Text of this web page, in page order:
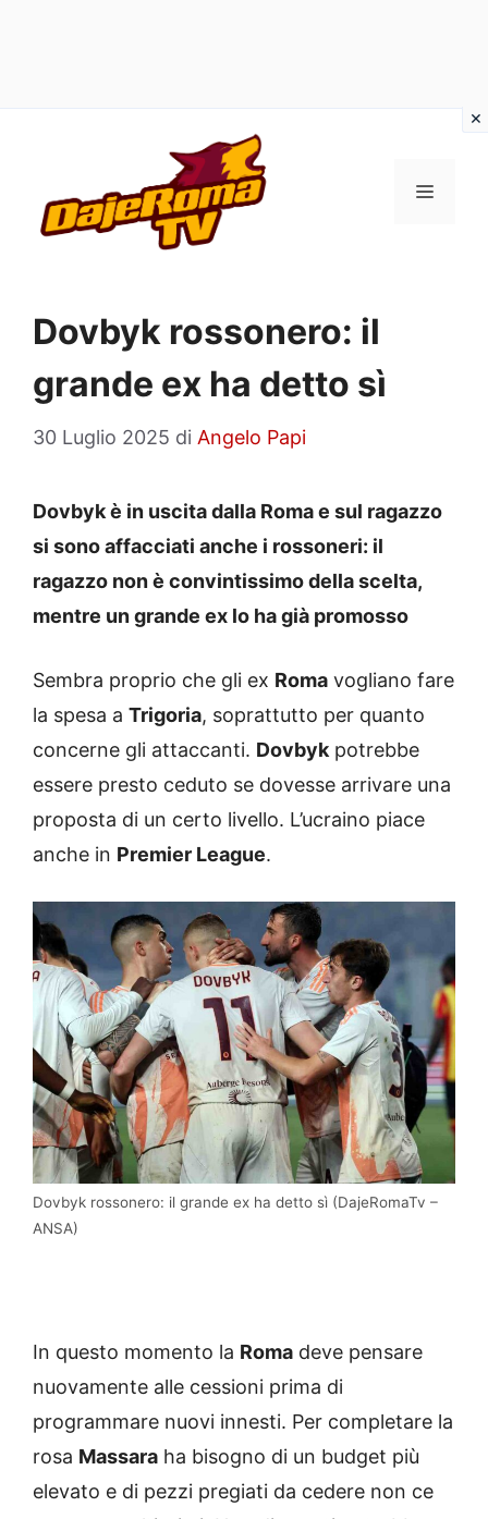
contenuto
MENU
Dovbyk rossonero: il
grande ex ha detto sì
30 Luglio 2025 di Angelo Papi
Dovbyk è in uscita dalla Roma e sul ragazzo
si sono affacciati anche i rossoneri: il
ragazzo non è convintissimo della scelta,
mentre un grande ex lo ha già promosso
Sembra proprio che gli ex Roma vogliano fare
la spesa a Trigoria, soprattutto per quanto
concerne gli attaccanti. Dovbyk potrebbe
essere presto ceduto se dovesse arrivare una
proposta di un certo livello. L’ucraino piace
anche in Premier League.
Dovbyk rossonero: il grande ex ha detto sì (DajeRomaTv –
ANSA)
In questo momento la Roma deve pensare
nuovamente alle cessioni prima di
programmare nuovi innesti. Per completare la
rosa Massara ha bisogno di un budget più
elevato e di pezzi pregiati da cedere non ce